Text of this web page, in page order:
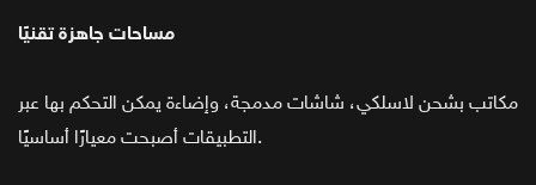
مساحات جاهزة تقنيًا
مكاتب بشحن لاسلكي، شاشات مدمجة، وإضاءة يمكن التحكم بها عبر
التطبيقات أصبحت معيارًا أساسيًا.